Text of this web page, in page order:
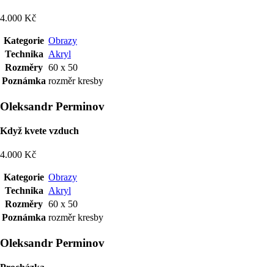
4.000 Kč
Kategorie Obrazy
Technika Akryl
Rozměry 60 x 50
Poznámka rozměr kresby
Oleksandr Perminov
Když kvete vzduch
4.000 Kč
Kategorie Obrazy
Technika Akryl
Rozměry 60 x 50
Poznámka rozměr kresby
Oleksandr Perminov